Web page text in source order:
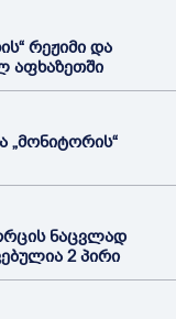
რეჟიმი და
აფხაზეთში
„მონიტორის“
ნაცვლად
2 პირი